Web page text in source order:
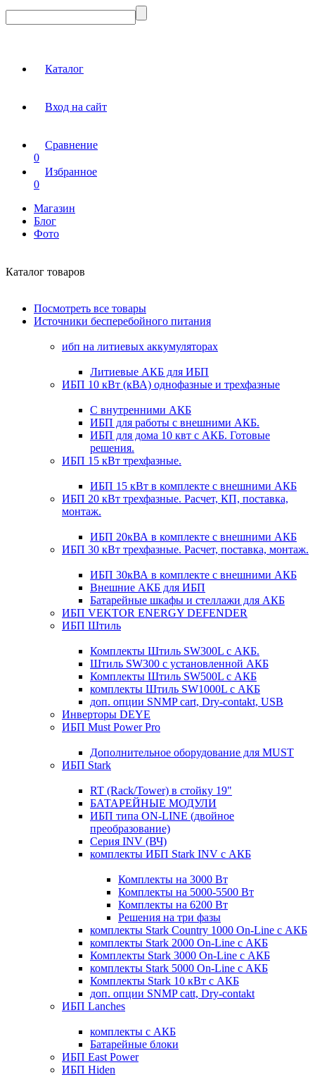
Каталог
Вход на сайт
Сравнение
0
Избранное
0
Магазин
Блог
Фото
Каталог товаров
Посмотреть все товары
Источники бесперебойного питания
ибп на литиевых аккумуляторах
Литиевые АКБ для ИБП
ИБП 10 кВт (кВА) однофазные и трехфазные
С внутренними АКБ
ИБП для работы с внешними АКБ.
ИБП для дома 10 квт с АКБ. Готовые
решения.
ИБП 15 кВт трехфазные.
ИБП 15 кВт в комплекте с внешними АКБ
ИБП 20 кВт трехфазные. Расчет, КП, поставка,
монтаж.
ИБП 20кВА в комплекте с внешними АКБ
ИБП 30 кВт трехфазные. Расчет, поставка, монтаж.
ИБП 30кВА в комплекте с внешними АКБ
Внешние АКБ для ИБП
Батарейные шкафы и стеллажи для АКБ
ИБП VEKTOR ENERGY DEFENDER
ИБП Штиль
Комплекты Штиль SW300L с АКБ.
Штиль SW300 с установленной АКБ
Комплекты Штиль SW500L с АКБ
комплекты Штиль SW1000L с АКБ
доп. опции SNMP cart, Dry-contakt, USB
Инверторы DEYE
ИБП Must Power Pro
Дополнительное оборудование для MUST
ИБП Stark
RT (Rack/Tower) в стойку 19"
БАТАРЕЙНЫЕ МОДУЛИ
ИБП типа ON-LINE (двойное
преобразование)
Серия INV (ВЧ)
комплекты ИБП Stark INV с АКБ
Комплекты на 3000 Вт
Комплекты на 5000-5500 Вт
Комплекты на 6200 Вт
Решения на три фазы
комплекты Stark Country 1000 On-Line с АКБ
комплекты Stark 2000 On-Line с АКБ
Комплекты Stark 3000 On-Line с АКБ
комплекты Stark 5000 On-Line с АКБ
Комплекты Stark 10 кВт с АКБ
доп. опции SNMP catt, Dry-contakt
ИБП Lanches
комплекты с АКБ
Батарейные блоки
ИБП East Power
ИБП Hiden